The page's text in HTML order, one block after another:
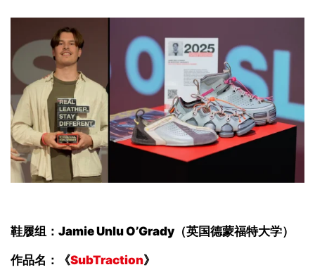
鞋履组 ：Jamie Unlu O’Grady（英国德蒙福特大学）
作品名 ：《SubTraction》